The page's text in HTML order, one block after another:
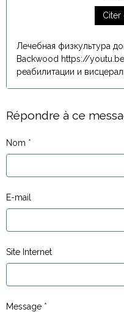
Citer
Лечебная физкультура
Backwood https://
реабилитации и
Répondre à ce
Nom
E-mail
Site Internet
Message